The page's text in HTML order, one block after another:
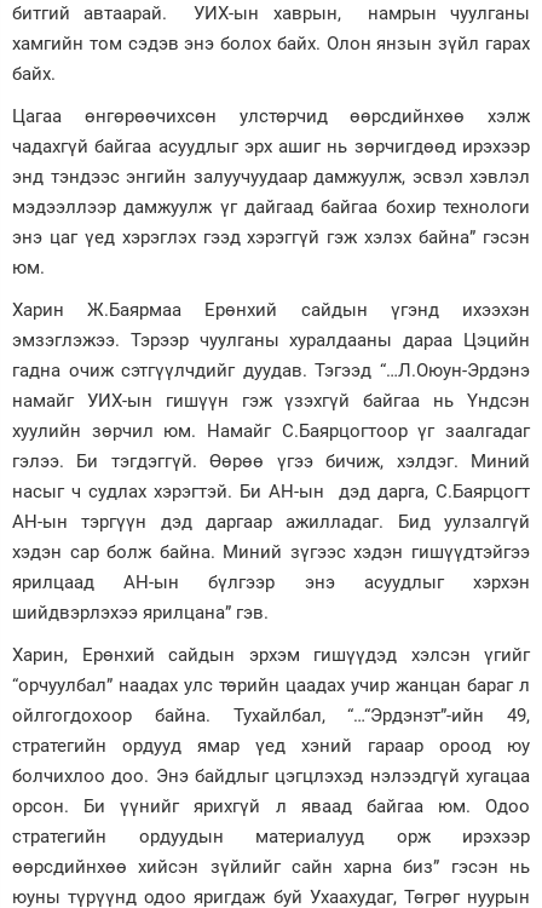
битгий автаарай. УИХ-ын хаврын, намрын чуулганы
хамгийн том сэдэв энэ болох байх. Олон янзын зүйл гарах
байх.
Цагаа өнгөрөөчихсөн улстөрчид өөрсдийнхөө хэлж
чадахгүй байгаа асуудлыг эрх ашиг нь зөрчигдөөд ирэхээр
энд тэндээс энгийн залуучуудаар дамжуулж, эсвэл хэвлэл
мэдээллээр дамжуулж үг дайгаад байгаа бохир технологи
энэ цаг үед хэрэглэх гээд хэрэггүй гэж хэлэх байна” гэсэн
юм.
Харин Ж.Баярмаа Ерөнхий сайдын үгэнд ихээхэн
эмзэглэжээ. Тэрээр чуулганы хуралдааны дараа Цэцийн
гадна очиж сэтгүүлчдийг дуудав. Тэгээд “…Л.Оюун-Эрдэнэ
намайг УИХ-ын гишүүн гэж үзэхгүй байгаа нь Үндсэн
хуулийн зөрчил юм. Намайг С.Баярцогтоор үг заалгадаг
гэлээ. Би тэгдэггүй. Өөрөө үгээ бичиж, хэлдэг. Миний
насыг ч судлах хэрэгтэй. Би АН-ын дэд дарга, С.Баярцогт
АН-ын тэргүүн дэд даргаар ажилладаг. Бид уулзалгүй
хэдэн сар болж байна. Миний зүгээс хэдэн гишүүдтэйгээ
ярилцаад АН-ын бүлгээр энэ асуудлыг хэрхэн
шийдвэрлэхээ ярилцана” гэв.
Харин, Ерөнхий сайдын эрхэм гишүүдэд хэлсэн үгийг
“орчуулбал” наадах улс төрийн цаадах учир жанцан бараг л
ойлгогдохоор байна. Тухайлбал, “…“Эрдэнэт”-ийн 49,
стратегийн ордууд ямар үед хэний гараар ороод юу
болчихлоо доо. Энэ байдлыг цэгцлэхэд нэлээдгүй хугацаа
орсон. Би үүнийг ярихгүй л яваад байгаа юм. Одоо
стратегийн ордуудын материалууд орж ирэхээр
өөрсдийнхөө хийсэн зүйлийг сайн харна биз” гэсэн нь
юуны түрүүнд одоо яригдаж буй Ухаахудаг, Төгрөг нуурын